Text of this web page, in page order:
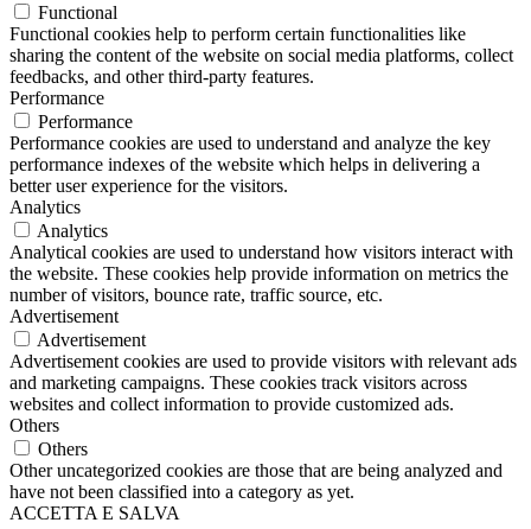
Functional
Functional cookies help to perform certain functionalities like
sharing the content of the website on social media platforms, collect
feedbacks, and other third-party features.
Performance
Performance
Performance cookies are used to understand and analyze the key
performance indexes of the website which helps in delivering a
better user experience for the visitors.
Analytics
Analytics
Analytical cookies are used to understand how visitors interact with
the website. These cookies help provide information on metrics the
number of visitors, bounce rate, traffic source, etc.
Advertisement
Advertisement
Advertisement cookies are used to provide visitors with relevant ads
and marketing campaigns. These cookies track visitors across
websites and collect information to provide customized ads.
Others
Others
Other uncategorized cookies are those that are being analyzed and
have not been classified into a category as yet.
ACCETTA E SALVA